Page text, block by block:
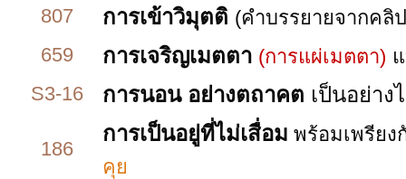
807 การเข้าวิมุตติ (คำบรรยายจากคลิ
659
การเจริญเมตตา (การแผ่เมตตา)
S3-16
การนอน อย่างตถาคต เป็นอย่า
186
การเป็นอยู่ที่ไม่เสื่อม พร้อมเพรียง
คุย